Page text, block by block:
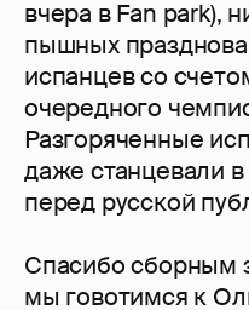
вчера в Fan park),
пышных
испанцев со
очередного
Разгоряченные
даже станцевали
перед русской
Спасибо сборным
мы говотимся к